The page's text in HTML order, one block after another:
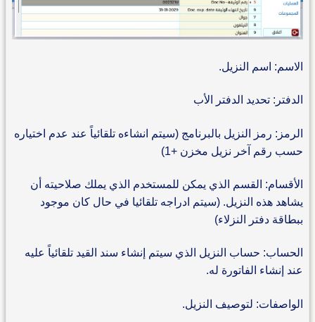
الاسم: اسم النزيل.
الدفتر: تحديد الدفتر الأب
الرمز: رمز النزيل بالبرنامج (سيتم انشاءه تلقائياً عند عدم اختياره
حسب رقم آخر نزيل مخزن +1)
الأقسام: القسم الذي يمكن للمستخدم الذي يملك صلاحيته أن
يشاهد هذه النزيل. (سيتم ادراجه تلقائيا في حال كان موجود
ببطاقة دفتر النزلاء)
الحساب: حساب النزيل الذي سيتم إنشاء سند القيد تلقائياً عليه
عند إنشاء الفاتورة له.
الواصفات: لتوصيف النزيل.